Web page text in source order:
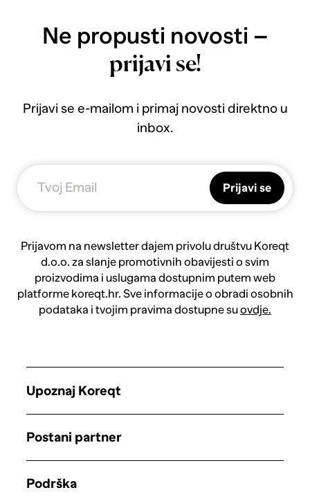
Ne propusti novosti –
prijavi se!
Prijavi se e-mailom i primaj novosti direktno u
inbox.
Prijavi se
Prijavom na newsletter dajem privolu društvu Koreqt
d.o.o. za slanje promotivnih obavijesti o svim
proizvodima i uslugama dostupnim putem web
platforme koreqt.hr. Sve informacije o obradi osobnih
podataka i tvojim pravima dostupne suovdje.
Upoznaj Koreqt
Postani partner
Podrška